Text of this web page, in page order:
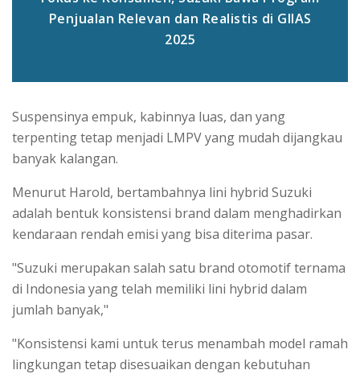
Penjualan Relevan dan Realistis di GIIAS
2025
Suspensinya empuk, kabinnya luas, dan yang
terpenting tetap menjadi LMPV yang mudah dijangkau
banyak kalangan.
Menurut Harold, bertambahnya lini hybrid Suzuki
adalah bentuk konsistensi brand dalam menghadirkan
kendaraan rendah emisi yang bisa diterima pasar.
"Suzuki merupakan salah satu brand otomotif ternama
di Indonesia yang telah memiliki lini hybrid dalam
jumlah banyak,"
"Konsistensi kami untuk terus menambah model ramah
lingkungan tetap disesuaikan dengan kebutuhan